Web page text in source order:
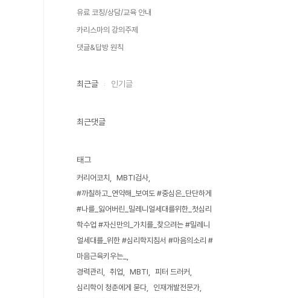
유료 코칭/상담/교육 안내
카리스마의 강의주제
댓글&답방 원칙
최근글 인기글
최근댓글
태그
커리어코치
MBTI검사
#까칠하고_연약해_보여도 #중심은_단단하게
#나를_잃어버린_밀레니얼세대를위한_첫심리
학수업 #자신만의_가치를_찾으려는 #밀레니
얼세대를_위한 #심리학지침서 #마음의소리 #
마음근육키우는_
경력관리
취업 MBTI
피터 드러커
심리학이 청춘에게 묻다
인재개발전문가